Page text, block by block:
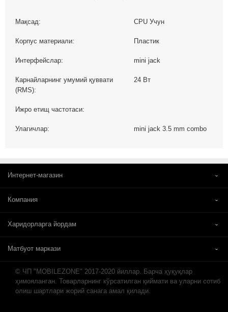
Мақсад: CPU Учун
Корпус материали: Пластик
Интерфейслар: mini jack
Карнайларнинг умумий қуввати
(RMS):
24 Вт
Ижро етищ частотаси:
Улагичлар: mini jack 3.5 mm combo
Интернет-магазин
Компания
Харидорларга йордам
Матбуот маркази
© ЧП "MOBILEZONE" 2017-2020 йиллар. Барча ҳуқуқлар
ҳимояланган. Товарларнинг кўрсатилган қиймати ва уларни сотиб
олиш шартлари жорий санага амал қилади.